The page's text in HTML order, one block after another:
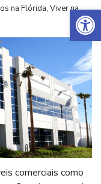
Abrir a barra de ferramentas
na Flórida, Viver na
comerciais como